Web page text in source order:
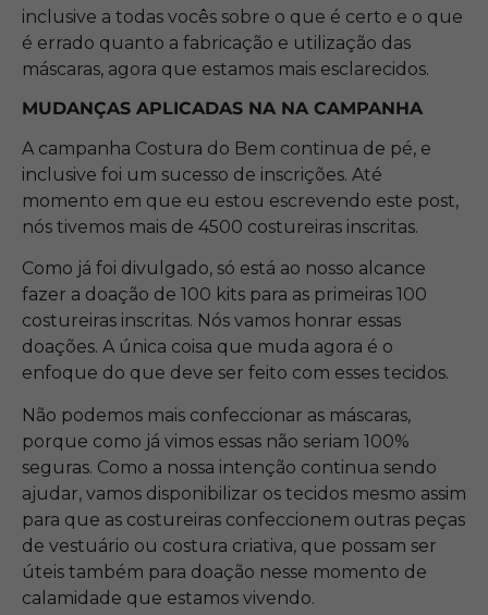
inclusive a todas vocês sobre o que é certo e o que
é errado quanto a fabricação e utilização das
máscaras, agora que estamos mais esclarecidos.
MUDANÇAS APLICADAS NA NA CAMPANHA
A campanha Costura do Bem continua de pé, e
inclusive foi um sucesso de inscrições. Até
momento em que eu estou escrevendo este post,
nós tivemos mais de 4500 costureiras inscritas.
Como já foi divulgado, só está ao nosso alcance
fazer a doação de 100 kits para as primeiras 100
costureiras inscritas. Nós vamos honrar essas
doações. A única coisa que muda agora é o
enfoque do que deve ser feito com esses tecidos.
Não podemos mais confeccionar as máscaras,
porque como já vimos essas não seriam 100%
seguras. Como a nossa intenção continua sendo
ajudar, vamos disponibilizar os tecidos mesmo assim
para que as costureiras confeccionem outras peças
de vestuário ou costura criativa, que possam ser
úteis também para doação nesse momento de
calamidade que estamos vivendo.